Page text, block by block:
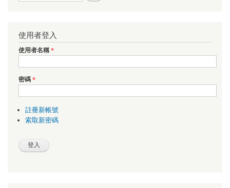
使用者登入
使用者名稱*
密碼*
註冊新帳號
索取新密碼